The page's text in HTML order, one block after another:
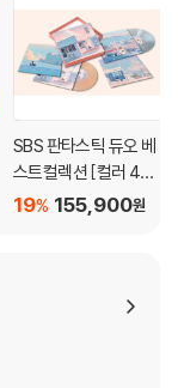
SBS 판타스틱 듀오 베
스트컬렉션 [컬러 4LP
박스세트]155,900원
19%